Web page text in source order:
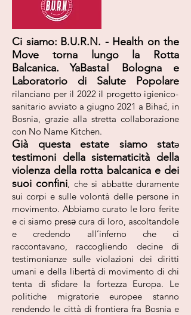
Ci siamo: B.U.R.N. - Health on the
Move torna lungo la Rotta
Balcanica.
YaBasta! Bologna e
Laboratorio di Salute Popolare
rilanciano per il 2022 il progetto igienico-
sanitario avviato a giugno 2021 a Bihać, in
Bosnia, grazie alla stretta collaborazione
con No Name Kitchen.
Già questa estate siamo statə
testimoni della sistematicità della
violenza della rotta balcanica e dei
suoi confini, che si abbatte duramente
sui corpi e sulle volontà delle persone in
movimento. Abbiamo curato le loro ferite
e ci siamo presə cura di loro, ascoltandole
e credendo all’inferno che ci
raccontavano, raccogliendo decine di
testimonianze sulle violazioni dei diritti
umani e della libertà di movimento di chi
tenta di sfidare la fortezza Europa. Le
politiche migratorie europee stanno
rendendo le città di frontiera fra Bosnia e